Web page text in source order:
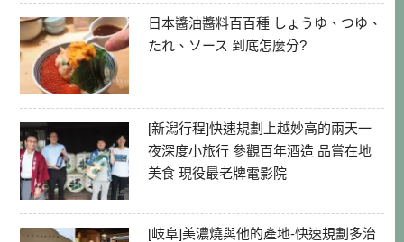
日本醬油醬料百百種 しょうゆ、つゆ、
たれ、ソース 到底怎麼分?
[新潟行程]快速規劃上越妙高的兩天一
夜深度小旅行 參觀百年酒造 品嘗在地
美食 現役最老牌電影院
[岐阜]美濃燒與他的產地-快速規劃多治